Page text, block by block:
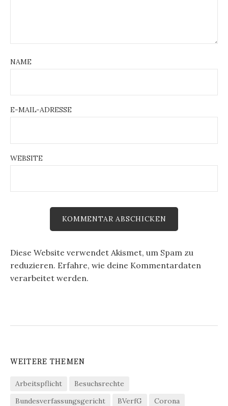
NAME
E-MAIL-ADRESSE
WEBSITE
Diese Website verwendet Akismet, um Spam zu
reduzieren. Erfahre, wie deine Kommentardaten
verarbeitet werden.
WEITERE THEMEN
Arbeitspflicht
Besuchsrechte
Bundesverfassungsgericht
BVerfG
Corona